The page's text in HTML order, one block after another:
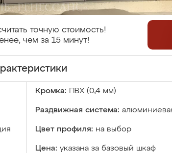
точную стоимость!
чем за 15 минут!
Кромка: ПВХ (0,4 мм)
Раздвижная система:
Цвет профиля: на выбор
Цена: указана за базовый шкаф